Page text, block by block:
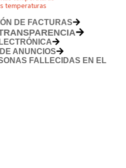
temperaturas
DE FACTURAS
ANUNCIOS
FALLECIDAS EN EL